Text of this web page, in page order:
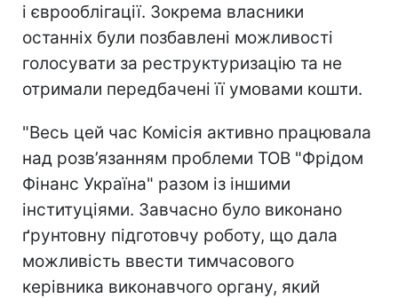
і єврооблігації. Зокрема власники
останніх були позбавлені можливості
голосувати за реструктуризацію та не
отримали передбачені її умовами кошти.
"Весь цей час Комісія активно працювала
над розв’язанням проблеми ТОВ "Фрідом
Фінанс Україна" разом із іншими
інституціями. Завчасно було виконано
ґрунтовну підготовчу роботу, що дала
можливість ввести тимчасового
керівника виконавчого органу, який